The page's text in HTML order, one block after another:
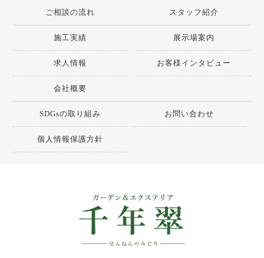
ご相談の流れ スタッフ紹介
施工実績 展示場案内
求人情報 お客様インタビュー
会社概要
SDGsの取り組み お問い合わせ
個人情報保護方針